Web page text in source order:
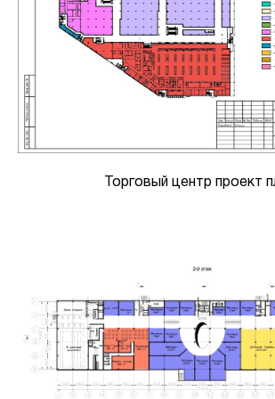
Торговый центр проект